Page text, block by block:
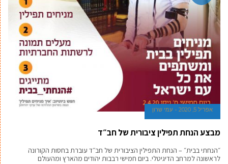
אפריל 5, 2020 עמי שרון
מבצע הנחת תפילין ציבורית של חב״ד
״הנחתי בבית״ – הנחת התפילין הציבורית של חב״ד עוברת בחסות הקורונה
לראשונה למרחב הדיגיטלי. ביום חמישי רבבות יהודים מהארץ ומהעולם